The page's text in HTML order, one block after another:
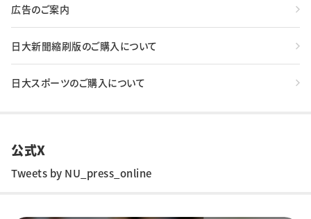
広告のご案内
日大新聞縮刷版のご購入について
日大スポーツのご購入について
公式X
Tweets by NU_press_online